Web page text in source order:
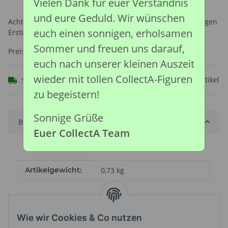
Wie wir Cookies & Co nutzen
Achtung: Nicht geeignet für Kinder unter 36 Monaten, wegen
Erstickungsgefahr durch verschluckbare Kleinteile.
Preise nach Anmeldung sichtbar
Sofort verfügbar Frage zum Artikel
Beschreibung
Produkteigenschaft
Wert
Artikelgewicht: 0,73 kg
und eure Geduld. Wir wünschen
euch einen sonnigen, erholsamen
Sommer und freuen uns darauf,
euch nach unserer kleinen Auszeit
wieder mit tollen CollectA-Figuren
zu begeistern!
Sonnige Grüße
Euer CollectA Team